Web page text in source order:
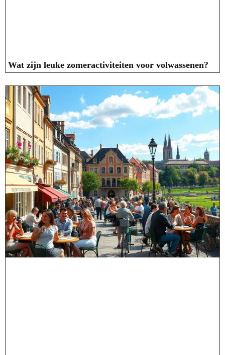
Wat zijn leuke zomeractiviteiten voor volwassenen?